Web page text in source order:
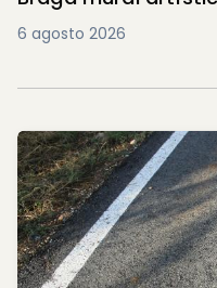
6 agosto 2026